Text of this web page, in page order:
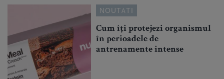
NOUTATI
Cum îți protejezi organismul
în perioadele de
antrenamente intense